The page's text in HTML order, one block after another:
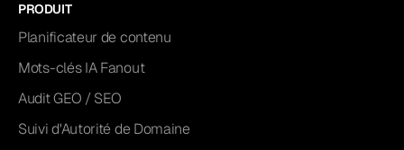
PRODUIT
Planificateur de contenu
Mots-clés IA Fanout
Audit GEO / SEO
Suivi d'Autorité de Domaine